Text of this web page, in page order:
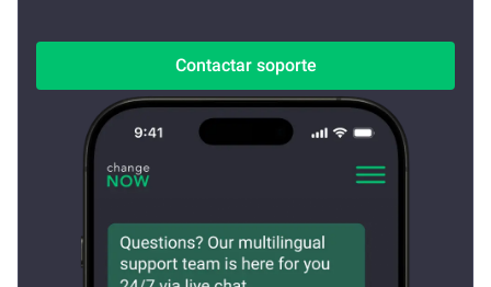
Contactar soporte